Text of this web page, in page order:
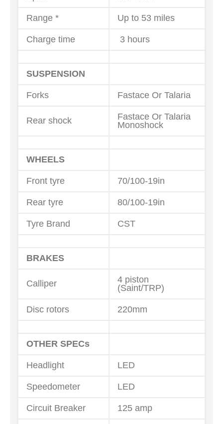
Range * Up to 53 miles
Charge time 3 hours
SUSPENSION
Forks Fastace Or Talaria
Rear shock
Fastace Or Talaria
Monoshock
WHEELS
Front tyre 70/100-19in
Rear tyre 80/100-19in
Tyre Brand CST
BRAKES
Calliper
4 piston
(Saint/TRP)
Disc rotors 220mm
OTHER SPECs
Headlight LED
Speedometer LED
Circuit Breaker 125 amp